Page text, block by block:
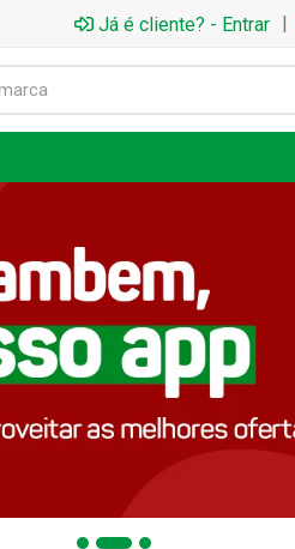
Já é cliente? - Entrar |